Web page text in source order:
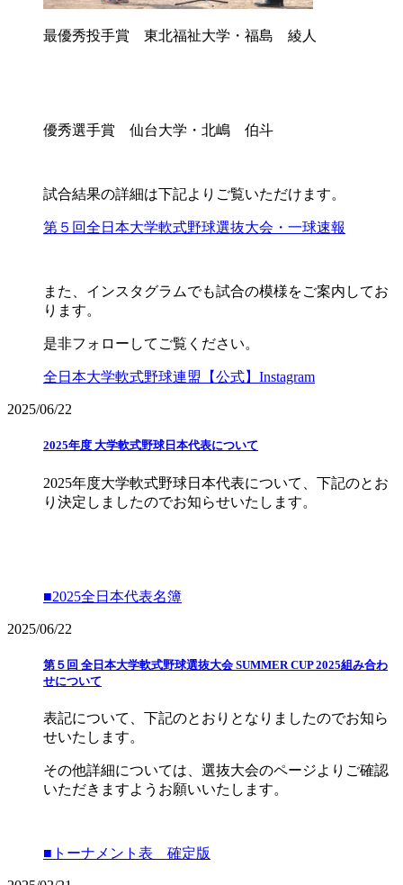
最優秀投手賞 東北福祉大学・福島 綾人
優秀選手賞 仙台大学・北嶋 伯斗
試合結果の詳細は下記よりご覧いただけます。
第５回全日本大学軟式野球選抜大会・一球速報
また、インスタグラムでも試合の模様をご案内してお
ります。
是非フォローしてご覧ください。
全日本大学軟式野球連盟【公式】Instagram
2025/06/22
2025年度 大学軟式野球日本代表について
2025年度大学軟式野球日本代表について、下記のとお
り決定しましたのでお知らせいたします。
■2025全日本代表名簿
2025/06/22
第５回 全日本大学軟式野球選抜大会 SUMMER CUP 2025組み合わ
せについて
表記について、下記のとおりとなりましたのでお知ら
せいたします。
その他詳細については、選抜大会のページよりご確認
いただきますようお願いいたします。
■トーナメント表 確定版